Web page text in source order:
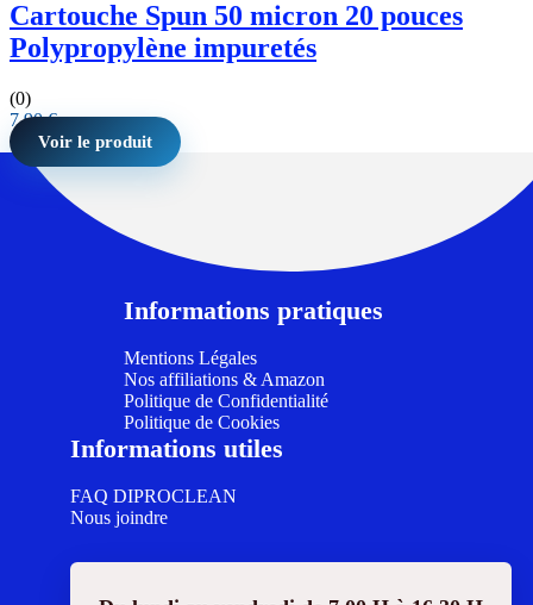
Cartouche Spun 50 micron 20 pouces
Polypropylène impuretés
(0)
7,90€
Voir le produit
Informations pratiques
Mentions Légales
Nos affiliations & Amazon
Politique de Confidentialité
Politique de Cookies
Informations utiles
FAQ DIPROCLEAN
Nous joindre